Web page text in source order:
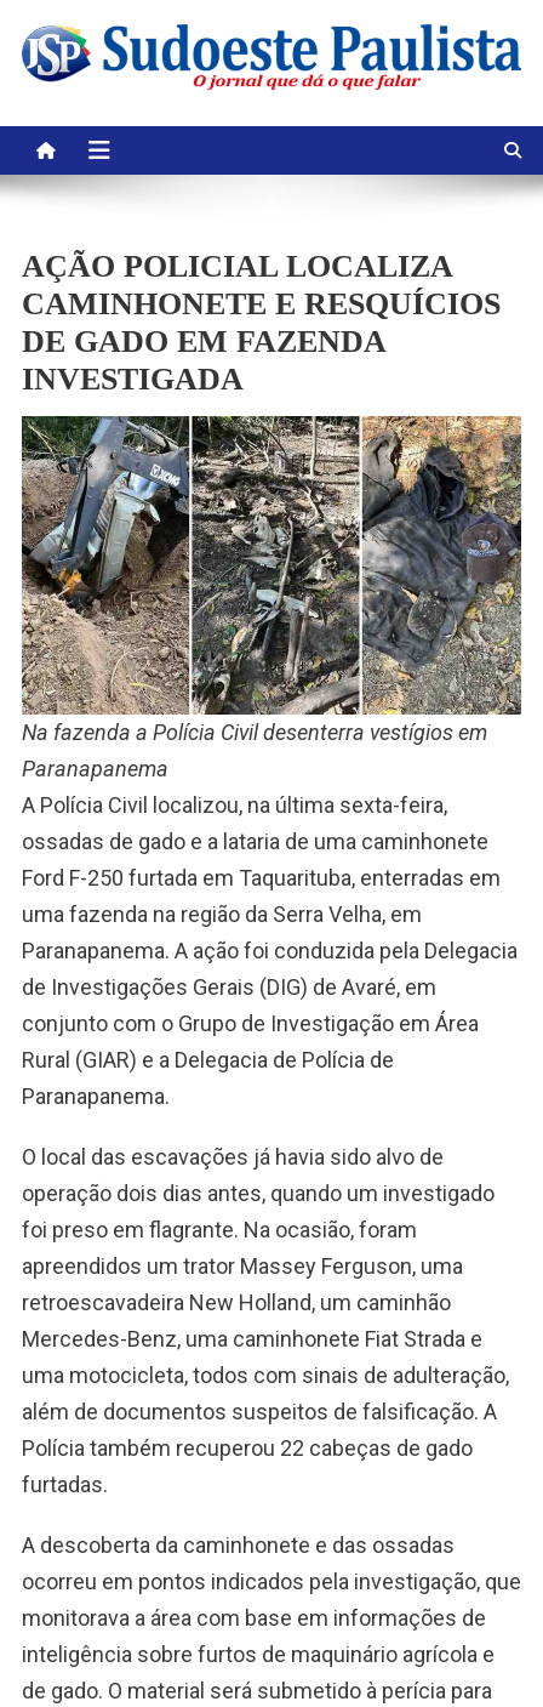
content
AÇÃO POLICIAL LOCALIZA
CAMINHONETE E RESQUÍCIOS
DE GADO EM FAZENDA
INVESTIGADA
Na fazenda a Polícia Civil desenterra vestígios em
Paranapanema
A Polícia Civil localizou, na última sexta-feira,
ossadas de gado e a lataria de uma caminhonete
Ford F-250 furtada em Taquarituba, enterradas em
uma fazenda na região da Serra Velha, em
Paranapanema. A ação foi conduzida pela Delegacia
de Investigações Gerais (DIG) de Avaré, em
conjunto com o Grupo de Investigação em Área
Rural (GIAR) e a Delegacia de Polícia de
Paranapanema.
O local das escavações já havia sido alvo de
operação dois dias antes, quando um investigado
foi preso em flagrante. Na ocasião, foram
apreendidos um trator Massey Ferguson, uma
retroescavadeira New Holland, um caminhão
Mercedes-Benz, uma caminhonete Fiat Strada e
uma motocicleta, todos com sinais de adulteração,
além de documentos suspeitos de falsificação. A
Polícia também recuperou 22 cabeças de gado
furtadas.
A descoberta da caminhonete e das ossadas
ocorreu em pontos indicados pela investigação, que
monitorava a área com base em informações de
inteligência sobre furtos de maquinário agrícola e
de gado. O material será submetido à perícia para